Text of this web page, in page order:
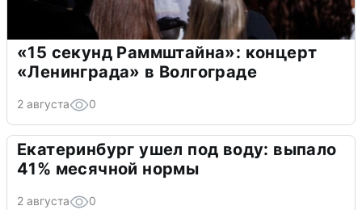
«15 секунд Раммштайна»: концерт
«Ленинграда» в Волгограде
2 августа 0
Екатеринбург ушел под воду: выпало
41% месячной нормы
2 августа 0